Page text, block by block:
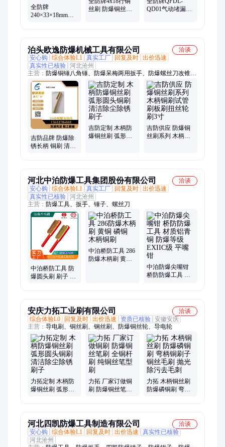
全防牌
240×33×18mm防
无火花工具
丝刷 防爆铜丝刷
QD01气动堵漏工
泊头欧逸防爆机械工具有限公司
洽谈
安心购
综合体验L1 真实工厂 回复及时 出价迅速
真实性已核验 河北沧州
主营： 防爆铜锤八角锤、防爆呆梅两用扳手、防爆螺丝刀改锥、
防爆梅花开口扳手、防爆开桶扳手、防爆管钳子、防爆钳子类、
防爆套筒扳手、防爆敲击梅花扳手、防爆打击开口扳手、防爆F
扳手、防爆老虎钳、防爆内六角扳手、防爆成套组合工具、防爆
棘轮扳手、防爆铜锨、防爆撬棍撬扛、防爆羊角起钉器、防爆可
调勾扳手、防爆弯柄梅花开口扳手、紫铜锤黄铜锤
吉防品牌 防爆除
锈长柄 铜刷 清理
吉防定制 木柄防
爆铜丝刷 弧形圆
吉防供应 防爆铜
丝刷系列 木柄铜
河北中泊防爆工具集团股份有限公司
洽谈
安心购
综合体验L1 真实工厂 回复及时 出价迅速
真实性已核验 河北沧州
主营： 防爆工具、扳手、锤子、螺丝刀
中泊桥防工具 防
爆圆头刷 刷子 黄
中泊桥防工具 286
防爆木柄刷 黄铜
中泊防爆尖嘴钳
桥防防爆工具 材
安庆力拓工业刷有限公司
洽谈
综合体验L0
回复及时 出价迅速 资质已核验 安徽安庆
主营： 导电刷、铜丝刷、钢丝刷、防爆铜丝轮、导电轮
力拓定制 木柄防
爆铜丝刷 弧形圆
力拓 厂家订做铜
刷 防爆铜丝笔刷
力拓 木柄铜丝刷
防爆磷铜刷 弯柄
河北四凯防爆工具制造有限公司
洽谈
安心购
综合体验L1 回复及时 出价迅速
真实性已核验
河北沧州